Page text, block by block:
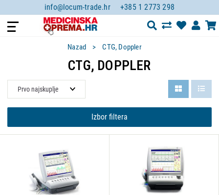
info@locum-trade.hr +385 1 2773 298
Nazad CTG, Doppler
CTG, DOPPLER
Izbor filtera